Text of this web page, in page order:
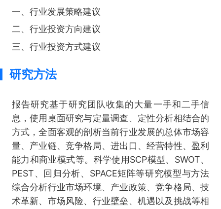
一、行业发展策略建议
二、行业投资方向建议
三、行业投资方式建议
研究方法
报告研究基于研究团队收集的大量一手和二手信
息，使用桌面研究与定量调查、定性分析相结合的
方式，全面客观的剖析当前行业发展的总体市场容
量、产业链、竞争格局、进出口、经营特性、盈利
能力和商业模式等。科学使用SCP模型、SWOT、
PEST、回归分析、SPACE矩阵等研究模型与方法
综合分析行业市场环境、产业政策、竞争格局、技
术革新、市场风险、行业壁垒、机遇以及挑战等相